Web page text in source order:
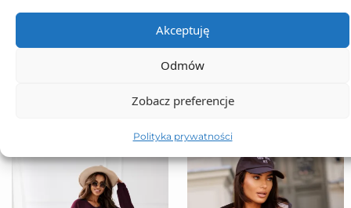
Akceptuję
Odmów
Zobacz preferencje
Polityka prywatności
TO SIĘ TERAZ SPRZEDAJE